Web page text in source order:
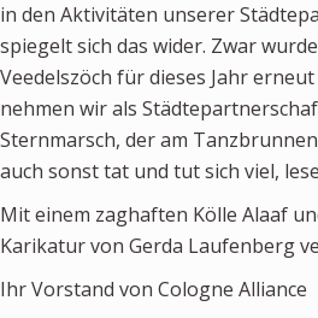
in den Aktivitäten unserer
spiegelt sich das wider. Zwar
Veedelszöch für dieses Jahr
nehmen wir als
Sternmarsch, der am
auch sonst tat und tut sich viel,
Mit einem zaghaften Kölle Alaaf
Karikatur von Gerda Laufenberg
Ihr Vorstand von Cologne Alliance